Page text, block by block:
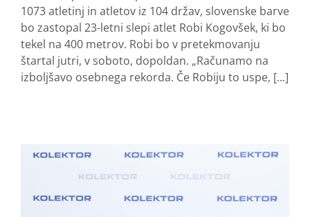
1073 atletinj in atletov iz 104 držav, slovenske barve
bo zastopal 23-letni slepi atlet Robi Kogovšek, ki bo
tekel na 400 metrov. Robi bo v pretekmovanju
štartal jutri, v soboto, dopoldan. „Računamo na
izboljšavo osebnega rekorda. Če Robiju to uspe, [...]